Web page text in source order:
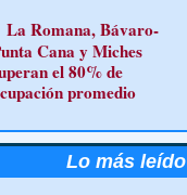
La Romana, Bávaro-
Cana y Miches
el 80% de
promedio
Lo más leído